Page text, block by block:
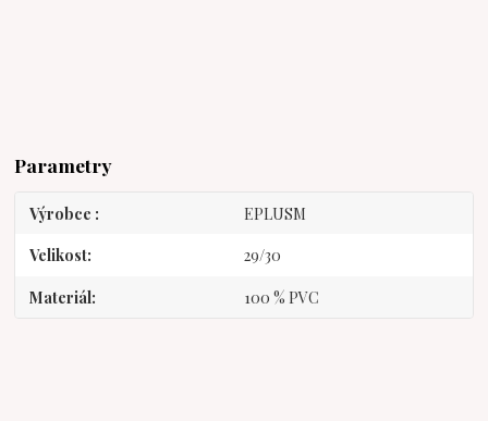
Parametry
Výrobce EPLUSM
Velikost 29/30
Materiál 100 % PVC